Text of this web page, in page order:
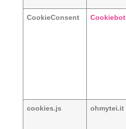
CookieConsent Cookiebot
cookies.js ohmytei.it